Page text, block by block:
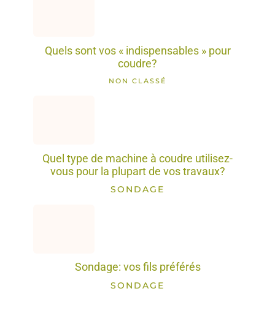
Quels sont vos « indispensables » pour
coudre?
NON CLASSÉ
Quel type de machine à coudre utilisez-
vous pour la plupart de vos travaux?
SONDAGE
Sondage: vos fils préférés
SONDAGE